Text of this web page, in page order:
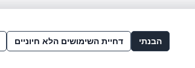
עמוד
סופר
מופעים
הבנתי דחיית השימושים הלא חיוניים